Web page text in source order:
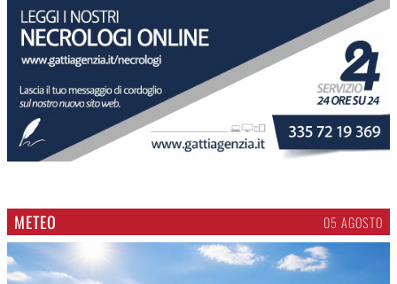
METEO 05 AGOSTO